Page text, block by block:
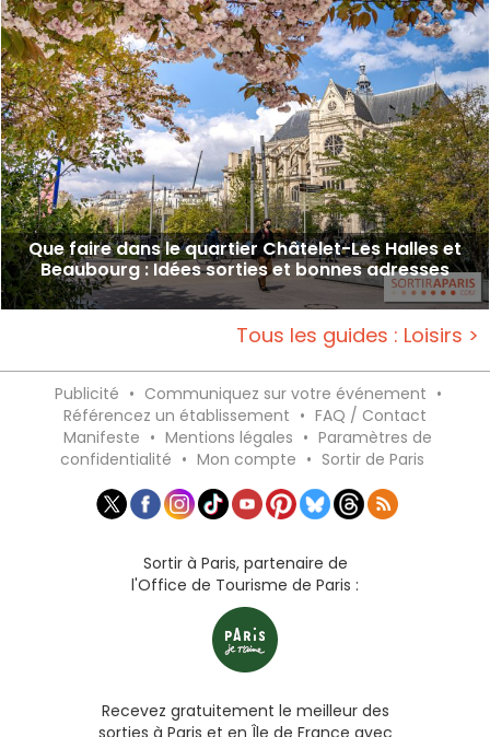
Que faire dans le quartier Châtelet-Les Halles et
Beaubourg : Idées sorties et bonnes adresses
Tous les guides : Loisirs >
Publicité • Communiquez sur votre événement •
Référencez un établissement • FAQ / Contact
Manifeste • Mentions légales • Paramètres de
confidentialité • Mon compte • Sortir de Paris
Sortir à Paris, partenaire de
l'Office de Tourisme de Paris :
Recevez gratuitement le meilleur des